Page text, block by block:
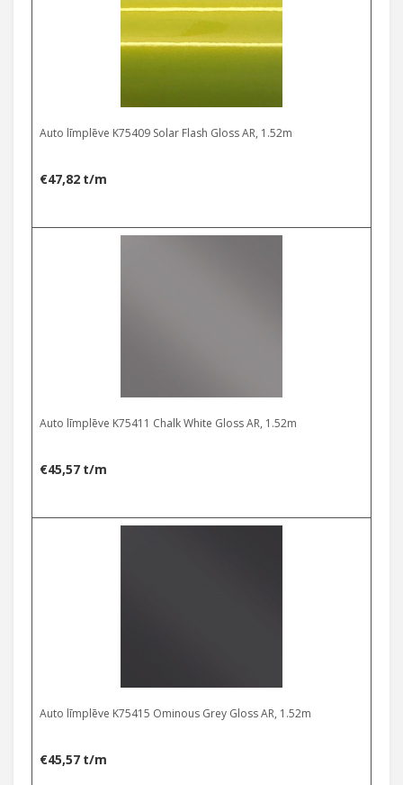
Auto līmplēve K75409 Solar Flash Gloss AR, 1.52m
€47,82 t/m
Auto līmplēve K75411 Chalk White Gloss AR, 1.52m
€45,57 t/m
Auto līmplēve K75415 Ominous Grey Gloss AR, 1.52m
€45,57 t/m